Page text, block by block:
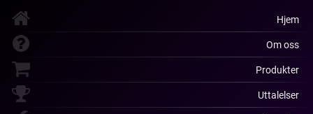
Hjem
Om oss
Produkter
Uttalelser